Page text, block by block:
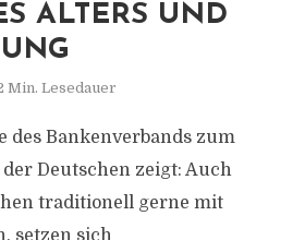
ALTERS UND
Min. Lesedauer
des Bankenverbands zum
Deutschen zeigt: Auch
traditionell gerne mit
setzen sich